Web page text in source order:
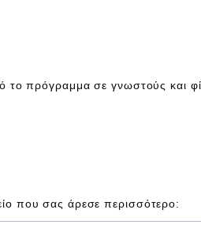
το πρόγραμμα σε γνωστούς και
που σας άρεσε περισσότερο: